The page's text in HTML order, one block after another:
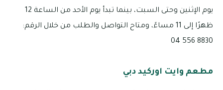
يوم الإثنين وحتى السبت، بينما تبدأ يوم الأحد من الساعة 12
ظهرًا إلى 11 مساءً، ومتاح التواصل والطلب من خلال الرقم:
8830 556 04
مطعم وايت اوركيد دبي